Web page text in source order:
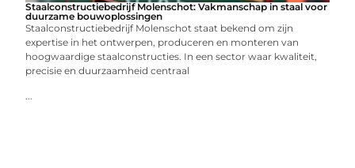
Staalconstructiebedrijf Molenschot: Vakmanschap in staal voor
duurzame bouwoplossingen
Staalconstructiebedrijf Molenschot staat bekend om zijn
expertise in het ontwerpen, produceren en monteren van
hoogwaardige staalconstructies. In een sector waar kwaliteit,
precisie en duurzaamheid centraal
...